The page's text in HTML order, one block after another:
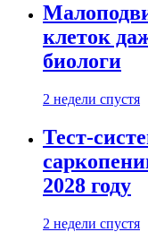
клеток
биологи
2 недели спустя
Тест-
2028 году
2 недели спустя